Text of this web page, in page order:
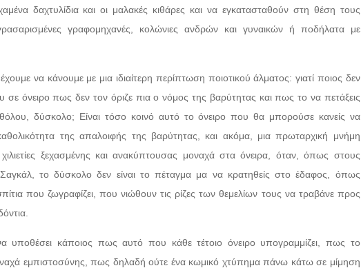
δαχτυλίδια και οι μαλακές κιθάρες και να εγκατασταθούν στη θέση τους
γραφομηχανές, κολώνιες ανδρών και γυναικών ή ποδήλατα με
να κάνουμε με μια ιδιαίτερη περίπτωση ποιοτικού άλματος: γιατί ποιος δεν
σε όνειρο πως δεν τον όριζε πια ο νόμος της βαρύτητας και πως το να πετάξεις
δύσκολο; Είναι τόσο κοινό αυτό το όνειρο που θα μπορούσε κανείς να
καθολικότητα της απαλοιφής της βαρύτητας, και ακόμα, μια πρωταρχική μνήμη
ξεχασμένης και ανακύπτουσας μοναχά στα όνειρα, όταν, όπως στους
το δύσκολο δεν είναι το πέταγμα μα να κρατηθείς στο έδαφος, όπως
που ζωγραφίζει, που νιώθουν τις ρίζες των θεμελίων τους να τραβάνε προς
υποθέσει κάποιος πως αυτό που κάθε τέτοιο όνειρο υπογραμμίζει, πως το
εμπιστοσύνης, πως δηλαδή ούτε ένα κωμικό χτύπημα πάνω κάτω σε μίμηση